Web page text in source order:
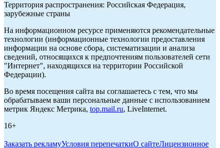
Территория распространения: Российская Федерация,
зарубежные страны
На информационном ресурсе применяются рекомендательные
технологии (информационные технологии предоставления
информации на основе сбора, систематизации и анализа
сведений, относящихся к предпочтениям пользователей сети
"Интернет", находящихся на территории Российской
Федерации).
Во время посещения сайта вы соглашаетесь с тем, что мы
обрабатываем ваши персональные данные с использованием
метрик Яндекс Метрика, top.mail.ru, LiveInternet.
16+
Заказать рекламуУсловия перепечаткиО сайтеЛицензионное